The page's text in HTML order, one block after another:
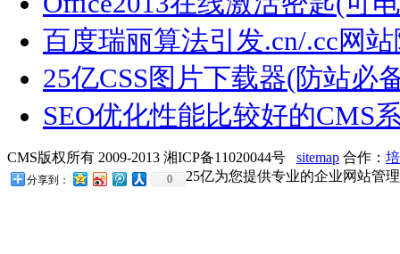
百度瑞丽算法引发.cn/.cc网
25亿CSS图片下载器(防站必
SEO优化性能比较好的CMS
CMS版权所有 2009-2013 湘ICP备11020044号 sitemap 合作：
25亿为您提供专业的企业网站管
分享到： 0